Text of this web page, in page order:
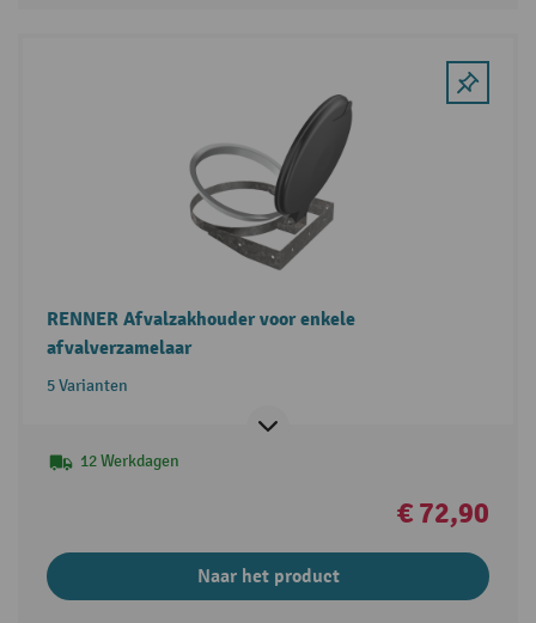
RENNER Afvalzakhouder voor enkele
afvalverzamelaar
5 Varianten
12 Werkdagen
€ 72,90
Naar het product